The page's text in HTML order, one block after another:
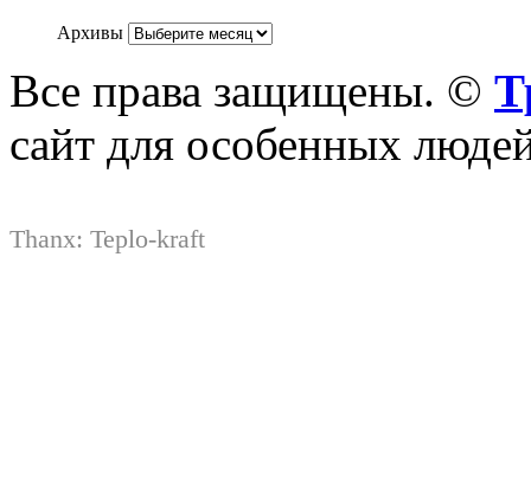
Архивы
Все права защищены. ©
сайт для особенных
Thanx: Teplo-kraft